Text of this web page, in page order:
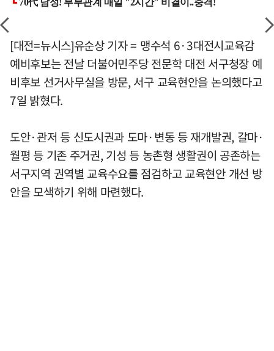
[대전=뉴시스]유순상 기자 = 맹수석 6·3대전시교육감
예비후보는 전날 더불어민주당 전문학 대전 서구청장 예
비후보 선거사무실을 방문, 서구 교육현안을 논의했다고
7일 밝혔다.
도안·관저 등 신도시권과 도마·변동 등 재개발권, 갈마·
월평 등 기존 주거권, 기성 등 농촌형 생활권이 공존하는
서구지역 권역별 교육수요를 점검하고 교육현안 개선 방
안을 모색하기 위해 마련했다.